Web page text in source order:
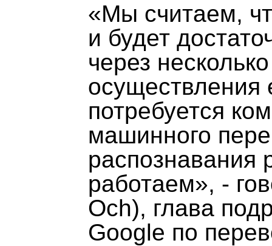
«Мы считаем,
и будет
через
осуществления
потребуется
машинного
работаем», -
Och), глава
Google по